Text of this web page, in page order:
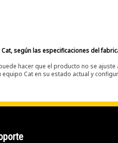
según las especificaciones del
hacer que el producto no se
Cat en su estado actual y